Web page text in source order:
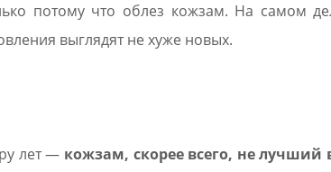
потому что облез кожзам. На самом
выглядят не хуже новых.
лет — кожзам, скорее всего, не лучший